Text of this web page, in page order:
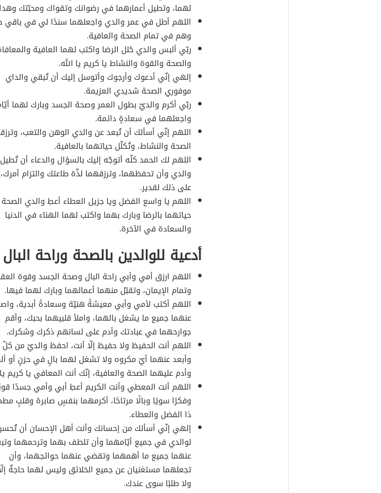
لهما، وتطيل أعمارهما في رضوانك وتقواك ومحبّتك
اللهم أطل في عمر والدي واجعلهما سندًا لي في باقي
وهم في تمام الصحة والعافية.
ربّي ألبس والدي حُلل الرضا واكتب لهما العافية
والصحة والقوة والنشاط يا كريم يا الله.
إلهي إنّي أدعوك وأرجوك وأتوسل إليك أن تُبقي والداي
موفوري الصحة شديدي العزيمة.
ربّي أكرم والديّ بطول العمر وصحة الجسد وبارك لهما
واجعلهما في سعادةٍ دائمة.
اللهم إنّي أسألك أن تُبعد عن والدي الوهن والتعب،
الصحة والنشاط، وتُكلّل حياتهما بالعافية.
اللهم لك الحمد كلّه أتوجّه إليك بالسؤال والدعاء أن
والدي وأن تحفظهما، وترزقهما لذّة طاعتك والتزام
على ذلك لقدير.
اللهم يا واسع الفضل ويا جزيل العطاء أعطِ والدي الصحة
حياتهما بالرضا وبارك بهما واكتب لهما الهناء في الدنيا
والسعادة في الآخرة.
أدعية للوالدين بالصحة وراحة البال
اللهم ارزق أمي وأبي راحة البال وصحة الجسد وقوة
وتمام الإيمان، وتقبّل منهما أعمالهما وبارك لهما فيها.
اللهم أكتب لأمي وأبي معيشةً هنيّة وسعادةً أبدية،
عنهما جميع ما يشغل بالهما، واملأ قلبيهما بحبك، وأقم
جوارحهما في عبادتك وأدم على لسانهم ذكرك وشكرك.
اللهم أنت الحفيظ ولا حفيظ إلّا أنت، احفظ والديّ من
وأبعد عنهما أيّ مكروه ولا تشغل لهما بالٍ في حزنٍ أو
وأدم عليهما الصحة والعافية، إنّك أنت المعافي يا كريم
اللهم أنت المعطي وأنت الكريم أعطِ أبي وأمي جسدًا
وفكرًا سويًا وبالًا مرتاحًا، أكرمهما بنفسٍ صابرة وقلبٍ
ذا الفضل والعطاء.
إلهي إنّي أسألك من إحسانك وأنت أهل الإحسان أن
لوالدي في جميع أيّامهما وأن تلطف بهما وترحمهما
عنهما جميع ما أهمهما وتقضي عنهما حوائجهما، وأن
تجعلهما مستغنيان عن جميع الخلائق وليس لهما حاجةٌ
ولا طلبًا سوى عندك.